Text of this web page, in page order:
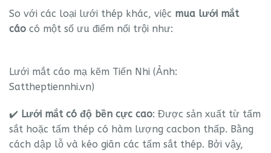
So với các loại lưới thép khác, việc mua lưới mắt
cáo có một số ưu điểm nổi trội như:
Lưới mắt cáo mạ kẽm Tiến Nhi (Ảnh:
Sattheptiennhi.vn)
✔️ Lưới mắt có độ bền cực cao: Được sản xuất từ tấm
sắt hoặc tấm thép có hàm lượng cacbon thấp. Bằng
cách dập lỗ và kéo giãn các tấm sắt thép. Bởi vậy,